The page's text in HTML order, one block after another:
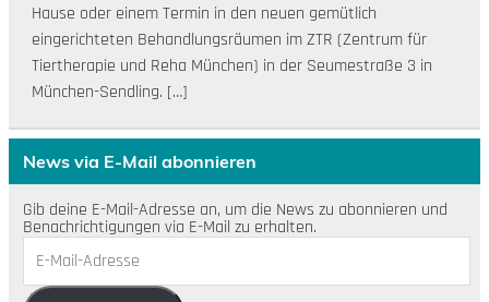
Hause oder einem Termin in den neuen gemütlich
eingerichteten Behandlungsräumen im ZTR (Zentrum für
Tiertherapie und Reha München) in der Seumestraße 3 in
München-Sendling. […]
News via E-Mail abonnieren
Gib deine E-Mail-Adresse an, um die News zu abonnieren und
Benachrichtigungen via E-Mail zu erhalten.
E-
Mail-